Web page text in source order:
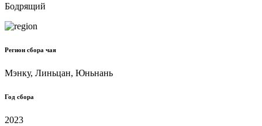
Бодрящий
Регион сбора чая
Мэнку, Линьцан, Юньнань
Год сбора
2023